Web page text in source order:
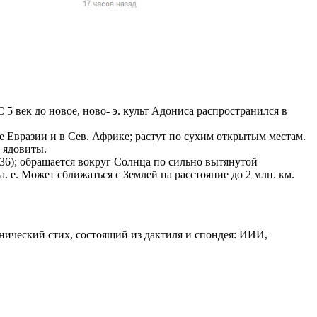
женщин и
страны),
век до новое, ново- э. культ Адониса распространился в
и в Сев. Африке; растут по сухим открытым местам.
обращается вокруг Солнца по сильно вытянутой
е. Может сближаться с Землей на расстояние до 2 млн. км.
стих, состоящий из дактиля и спондея: ИИИ,